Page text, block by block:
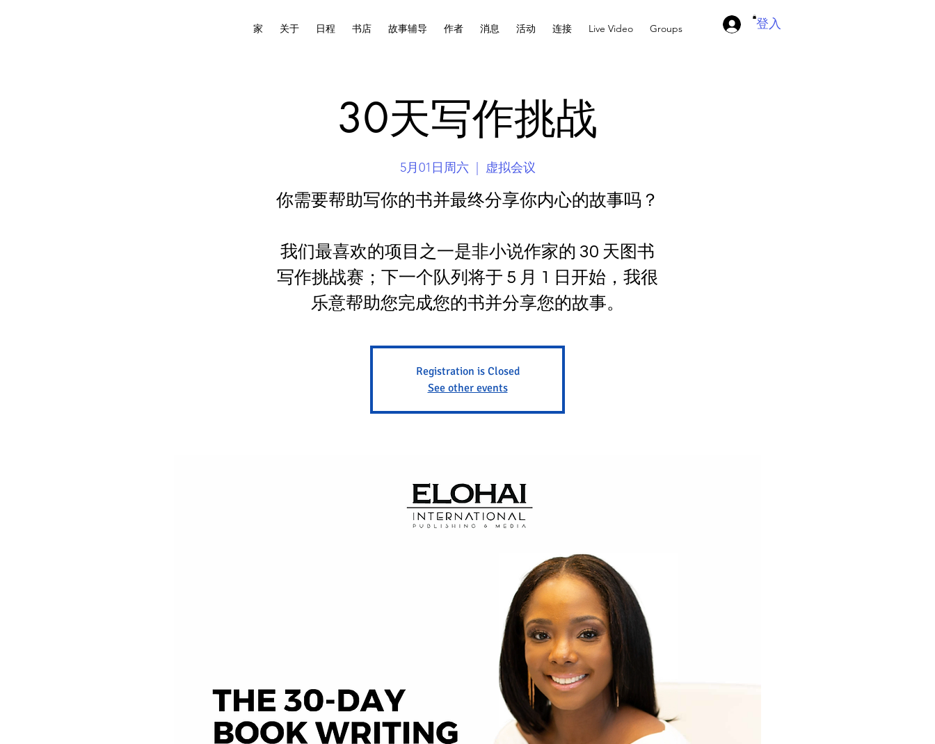
家 关于 日程 书店 故事辅导 作者 消息 活动 连接 Live Video Groups 登入
30天写作挑战
5月01日周六
  |
虚拟会议
你需要帮助写你的书并最终分享你内心的故事吗？
我们最喜欢的项目之一是非小说作家的 30 天图书
写作挑战赛；下一个队列将于 5 月 1 日开始，我很
乐意帮助您完成您的书并分享您的故事。
Registration is Closed
See other events